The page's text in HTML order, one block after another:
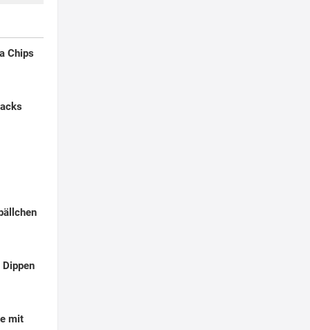
Chips
mit